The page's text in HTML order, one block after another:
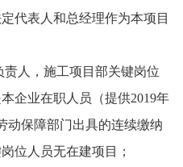
代表人和总经理作为本项目
人，施工项目部关键岗位
企业在职人员（提供2019年
动保障部门出具的连续缴纳
位人员无在建项目；